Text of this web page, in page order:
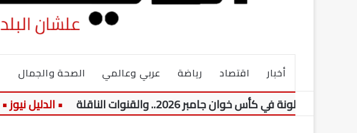
أخبار اقتصاد رياضة عربي وعالمي الصحة والجمال
في كأس خوان جامبر 2026.. والقنوات الناقلة